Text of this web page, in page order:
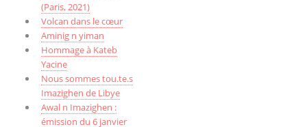
(Paris, 2021)
Volcan dans le cœur
Aminig n yiman
Hommage à Kateb
Yacine
Nous sommes tou.te.s
Imazighen de Libye
Awal n Imazighen :
émission du 6 janvier